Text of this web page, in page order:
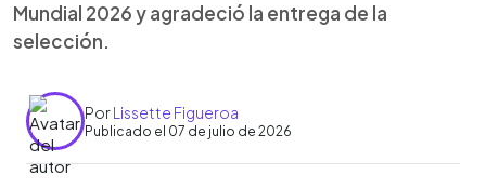
Mundial 2026 y agradeció la entrega de la
selección.
PorLissette Figueroa
Publicado el 07 de julio de 2026